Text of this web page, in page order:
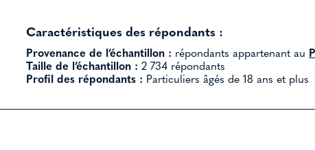
Caractéristiques des répondants :
Provenance de l’échantillon : répondants appartenant au
Taille de l’échantillon : 2 734 répondants
Profil des répondants : Particuliers âgés de 18 ans et plus